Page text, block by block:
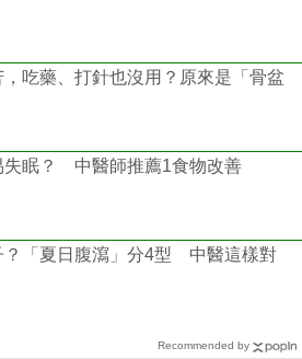
吃藥、打針也沒用？原來是「骨盆
失眠？ 中醫師推薦1食物改善
？「夏日腹瀉」分4型 中醫這樣對
Recommended by